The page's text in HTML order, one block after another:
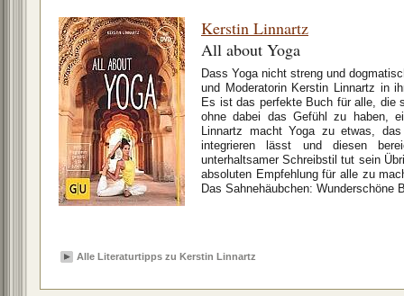
Kerstin Linnartz
All about Yoga
Dass Yoga nicht streng und
und Moderatorin Kerstin Linnartz in
Es ist das perfekte Buch für alle, die
ohne dabei das Gefühl zu haben,
Linnartz macht Yoga zu etwas,
integrieren lässt und diesen
unterhaltsamer Schreibstil tut sein
absoluten Empfehlung für alle zu
Das Sahnehäubchen: Wunderschöne
Alle Literaturtipps zu Kerstin Linnartz